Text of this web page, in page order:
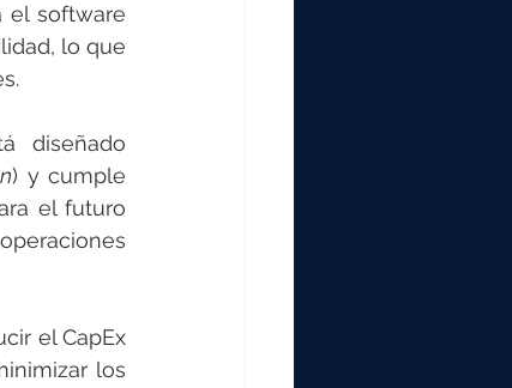
el software
lo que
diseñado
) y cumple
el futuro
el CapEx
los